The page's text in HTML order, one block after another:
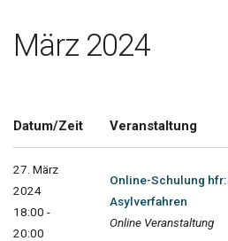
März 2024
Datum/Zeit Veranstaltung
27. März
2024
18:00 -
20:00
Online-Schulung
Asylverfahren
Online Veranstaltung